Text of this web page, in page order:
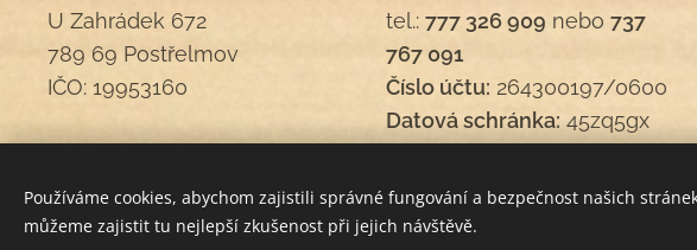
U Zahrádek 672
789 69 Postřelmov
IČO: 19953160
tel.:777 326 909 nebo737
767 091
Číslo účtu: 264300197/0600
Datová schránka: 45zq5gx
Používáme cookies, abychom zajistili správné fungování a bezpečnost našich
můžeme zajistit tu nejlepší zkušenost při jejich návštěvě.